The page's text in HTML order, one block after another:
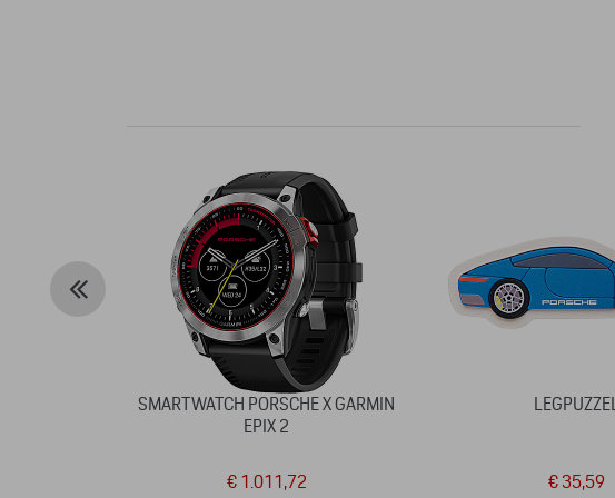
SMARTWATCH PORSCHE X GARMIN
EPIX 2
€ 1.011,72
LEGPUZZEL
€ 35,59